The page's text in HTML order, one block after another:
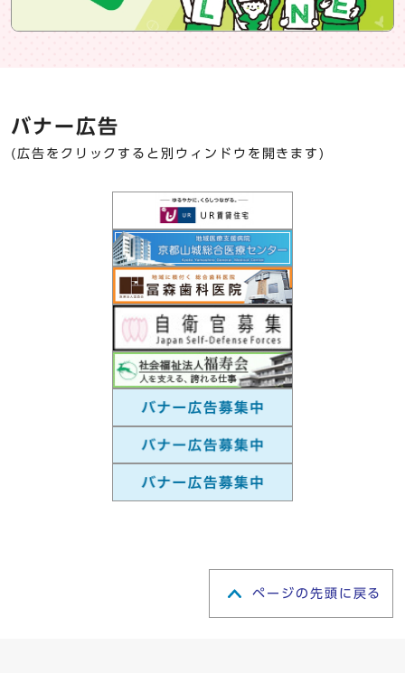
バナー広告
(広告をクリックすると別ウィンドウを開きます)
ページの先頭に戻る